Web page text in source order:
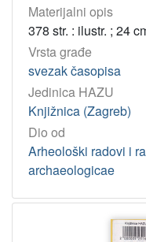
Materijalni opis
378 str. : ilustr. ; 24
Vrsta građe
svezak časopisa
Jedinica HAZU
Knjižnica (Zagreb)
Dio od
Arheološki radovi i
archaeologicae